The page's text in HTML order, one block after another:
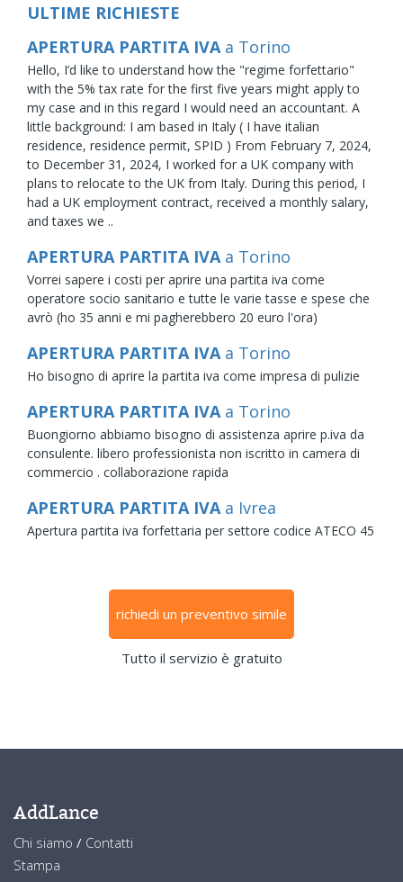
ULTIME RICHIESTE
APERTURA PARTITA IVA a Torino
Hello, I’d like to understand how the "regime forfettario"
with the 5% tax rate for the first five years might apply to
my case and in this regard I would need an accountant. A
little background: I am based in Italy ( I have italian
residence, residence permit, SPID ) From February 7, 2024,
to December 31, 2024, I worked for a UK company with
plans to relocate to the UK from Italy. During this period, I
had a UK employment contract, received a monthly salary,
and taxes we ..
APERTURA PARTITA IVA a Torino
Vorrei sapere i costi per aprire una partita iva come
operatore socio sanitario e tutte le varie tasse e spese che
avrò (ho 35 anni e mi pagherebbero 20 euro l'ora)
APERTURA PARTITA IVA a Torino
Ho bisogno di aprire la partita iva come impresa di pulizie
APERTURA PARTITA IVA a Torino
Buongiorno abbiamo bisogno di assistenza aprire p.iva da
consulente. libero professionista non iscritto in camera di
commercio . collaborazione rapida
APERTURA PARTITA IVA a Ivrea
Apertura partita iva forfettaria per settore codice ATECO 45
richiedi un preventivo simile
Tutto il servizio è gratuito
AddLance
Chi siamo / Contatti
Stampa